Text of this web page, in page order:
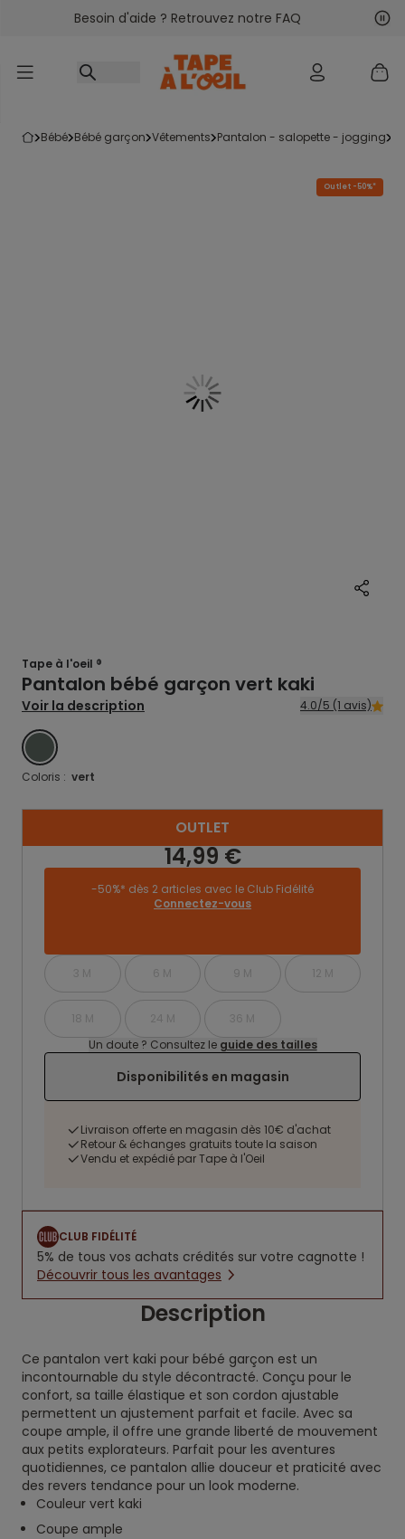
Accéder au contenu
Besoin d'aide ? Retrouvez notre FAQ
bébé bébé garçon vêtements pantalon - salopette - jogging
Outlet -50%*
Tape à l'oeil ®
Pantalon bébé garçon vert kaki
Voir la description 4.0/5 (1 avis)
VERT
Coloris : vert
OUTLET
14,99 €
-50%* dès 2 articles avec le Club Fidélité
Connectez-vous
3 M 6 M 9 M 12 M
18 M 24 M
36 M
Un doute ? Consultez le guide des tailles
Disponibilités en magasin
Livraison offerte en magasin dès 10€ d'achat
Retour & échanges gratuits toute la saison
Vendu et expédié par Tape à l'Oeil
CLUB FIDÉLITÉ
5% de tous vos achats crédités sur votre cagnotte !
Découvrir tous les avantages
Description
Ce pantalon vert kaki pour bébé garçon est un
incontournable du style décontracté. Conçu pour le
confort, sa taille élastique et son cordon ajustable
permettent un ajustement parfait et facile. Avec sa
coupe ample, il offre une grande liberté de mouvement
aux petits explorateurs. Parfait pour les aventures
quotidiennes, ce pantalon allie douceur et praticité avec
des revers tendance pour un look moderne.
Couleur vert kaki
Coupe ample